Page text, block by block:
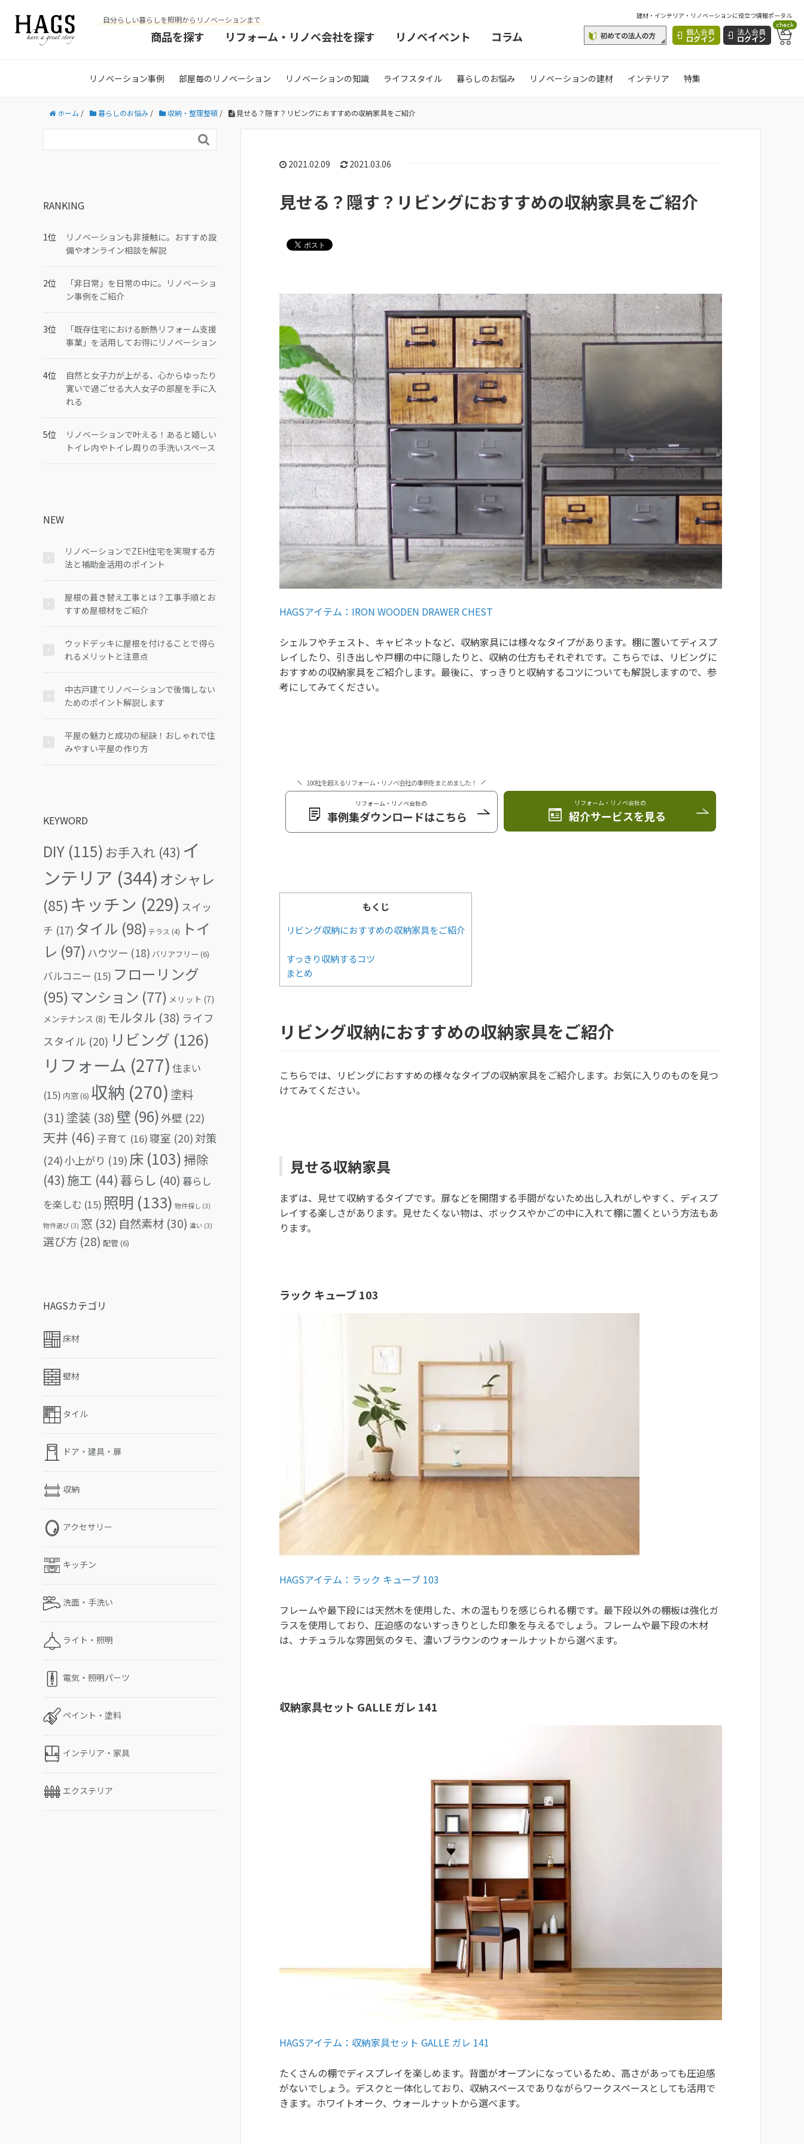
自分らしい暮らしを照明からリノベーションまで
商品を探す リフォーム・リノベ会社を探す リノベイベント コラム
建材・インテリア・リノベーションに役立つ情報ポータル
個人会員
ログイン
法人会員
ログイン
check
リノベーション事例 部屋毎のリノベーション リノベーションの知識 ライフスタイル 暮らしのお悩み リノベーションの建材 インテリア 特集
ホーム / 暮らしのお悩み / 収納・整理整頓 / 見せる？隠す？リビングにおすすめの収納家具をご紹介
2021.02.09 2021.03.06
見せる？隠す？リビングにおすすめの収納家具をご紹介
HAGSアイテム：IRON WOODEN DRAWER CHEST
シェルフやチェスト、キャビネットなど、収納家具には様々なタイプがあります。棚に置いてディスプ
レイしたり、引き出しや戸棚の中に隠したりと、収納の仕方もそれぞれです。こちらでは、リビングに
おすすめの収納家具をご紹介します。最後に、すっきりと収納するコツについても解説しますので、参
考にしてみてください。
100社を超えるリフォーム・リノベ会社の事例をまとめました！
リフォーム・リノベ会社の
事例集ダウンロードはこちら
リフォーム・リノベ会社の
紹介サービスを見る
もくじ
リビング収納におすすめの収納家具をご紹介
すっきり収納するコツ
まとめ
リビング収納におすすめの収納家具をご紹介
こちらでは、リビングにおすすめの様々なタイプの収納家具をご紹介します。お気に入りのものを見つ
けてみてください。
見せる収納家具
まずは、見せて収納するタイプです。扉などを開閉する手間がないため出し入れがしやすく、ディスプ
レイする楽しさがあります。見せたくない物は、ボックスやかごの中に入れて棚に置くという方法もあ
ります。
ラック キューブ 103
HAGSアイテム：ラック キューブ 103
フレームや最下段には天然木を使用した、木の温もりを感じられる棚です。最下段以外の棚板は強化ガ
ラスを使用しており、圧迫感のないすっきりとした印象を与えるでしょう。フレームや最下段の木材
は、ナチュラルな雰囲気のタモ、濃いブラウンのウォールナットから選べます。
収納家具セット GALLE ガレ 141
HAGSアイテム：収納家具セット GALLE ガレ 141
たくさんの棚でディスプレイを楽しめます。背面がオープンになっているため、高さがあっても圧迫感
がないでしょう。デスクと一体化しており、収納スペースでありながらワークスペースとしても活用で
きます。ホワイトオーク、ウォールナットから選べます。

RANKING
リノベーションも非接触に。おすすめ設
備やオンライン相談を解説
「非日常」を日常の中に。リノベーショ
ン事例をご紹介
「既存住宅における断熱リフォーム支援
事業」を活用してお得にリノベーション
自然と女子力が上がる、心からゆったり
寛いで過ごせる大人女子の部屋を手に入
れる
リノベーションで叶える！あると嬉しい
トイレ内やトイレ周りの手洗いスペース
NEW
リノベーションでZEH住宅を実現する方
法と補助金活用のポイント
屋根の葺き替え工事とは？工事手順とお
すすめ屋根材をご紹介
ウッドデッキに屋根を付けることで得ら
れるメリットと注意点
中古戸建てリノベーションで後悔しない
ためのポイント解説します
平屋の魅力と成功の秘訣！おしゃれで住
みやすい平屋の作り方
KEYWORD
DIY (115) お手入れ (43) イ
ンテリア (344) オシャレ
(85) キッチン (229) スイッ
チ (17) タイル (98) テラス (4)
トイ
レ (97) ハウツー (18) バリアフリー (6)
バルコニー (15) フローリング
(95)マンション (77) メリット (7)
メンテナンス (8) モルタル (38) ライフ
スタイル (20) リビング (126)
リフォーム (277) 住まい
(15) 内窓(6) 収納 (270) 塗料
(31) 塗装 (38) 壁 (96)外壁 (22)
天井 (46) 子育て (16)寝室 (20) 対策
(24)小上がり (19) 床 (103)掃除
(43) 施工 (44) 暮らし (40) 暮らし
を楽しむ (15) 照明 (133) 物件探し (3)
物件選び (3) 窓 (32) 自然素材 (30) 違い (3)
選び方 (28) 配管(6)
HAGSカテゴリ
床材
壁材
タイル
ドア・建具・扉
収納
アクセサリー
キッチン
洗面・手洗い
ライト・照明
電気・照明パーツ
ペイント・塗料
インテリア・家具
エクステリア